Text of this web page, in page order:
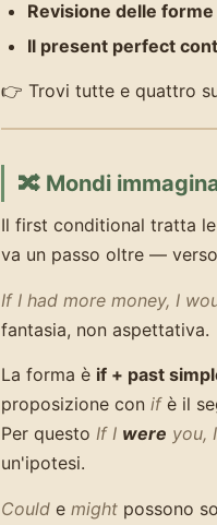
Revisione delle
Il present perfect
👉 Trovi tutte e quattro
🔀 Mondi
Il first conditional tratta
va un passo oltre —
If I had more money, I
fantasia, non aspettativa.
La forma è if + past
proposizione con ifè il
Per questo If I were you,
un'ipotesi.
Could e might possono